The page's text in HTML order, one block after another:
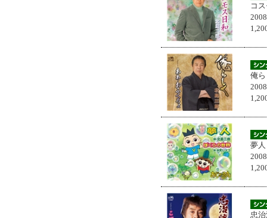
コ
俺
夢人
忠